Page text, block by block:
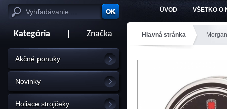
ÚVOD VŠETKO O
Kategória Značka
Akčné ponuky
Novinky
Holiace strojčeky
Hlavná stránka